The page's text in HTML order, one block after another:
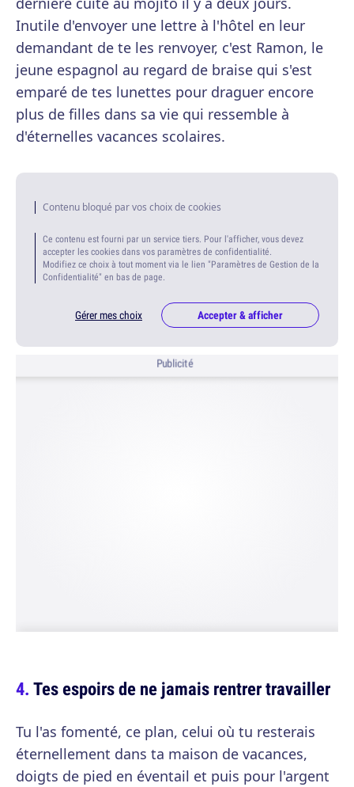
Inutile d'envoyer une lettre à l'hôtel en leur
demandant de te les renvoyer, c'est Ramon, le
jeune espagnol au regard de braise qui s'est
emparé de tes lunettes pour draguer encore
plus de filles dans sa vie qui ressemble à
d'éternelles vacances scolaires.
Contenu bloqué par vos choix de cookies
Ce contenu est fourni par un service tiers. Pour l'afficher, vous devez
accepter les cookies dans vos paramètres de confidentialité.
Modifiez ce choix à tout moment via le lien "Paramètres de Gestion de la
Confidentialité" en bas de page.
Gérer mes choix Accepter & afficher
Publicité
Tes espoirs de ne jamais rentrer travailler
Tu l'as fomenté, ce plan, celui où tu resterais
éternellement dans ta maison de vacances,
doigts de pied en éventail et puis pour l'argent